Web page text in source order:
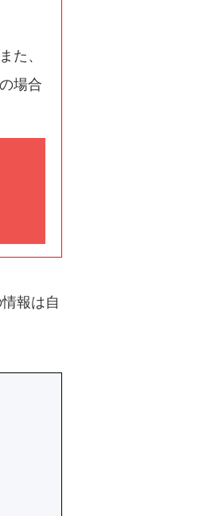
、
場合
報は自